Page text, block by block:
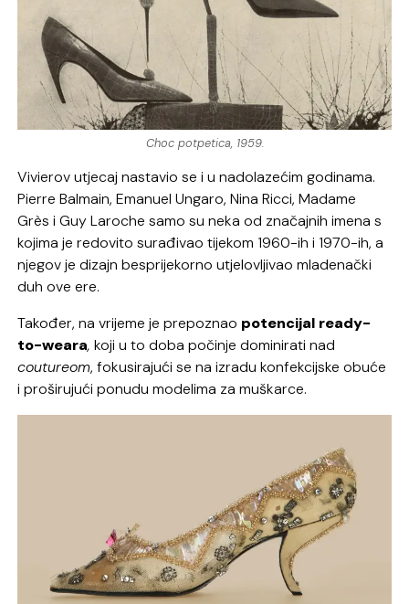
Choc potpetica, 1959.
Vivierov utjecaj nastavio se i u nadolazećim godinama.
Pierre Balmain, Emanuel Ungaro, Nina Ricci, Madame
Grès i Guy Laroche samo su neka od značajnih imena s
kojima je redovito surađivao tijekom 1960-ih i 1970-ih, a
njegov je dizajn besprijekorno utjelovljivao mladenački
duh ove ere.
Također, na vrijeme je prepoznao potencijal ready-
to-weara, koji u to doba počinje dominirati nad
coutureom, fokusirajući se na izradu konfekcijske obuće
i proširujući ponudu modelima za muškarce.